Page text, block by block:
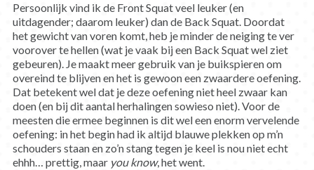
Persoonlijk vind ik de Front Squat veel leuker (en
uitdagender; daarom leuker) dan de Back Squat. Doordat
het gewicht van voren komt, heb je minder de neiging te ver
voorover te hellen (wat je vaak bij een Back Squat wel ziet
gebeuren). Je maakt meer gebruik van je buikspieren om
overeind te blijven en het is gewoon een zwaardere oefening.
Dat betekent wel dat je deze oefening niet heel zwaar kan
doen (en bij dit aantal herhalingen sowieso niet). Voor de
meesten die ermee beginnen is dit wel een enorm vervelende
oefening: in het begin had ik altijd blauwe plekken op m’n
schouders staan en zo’n stang tegen je keel is nou niet echt
ehhh… prettig, maar you know, het went.